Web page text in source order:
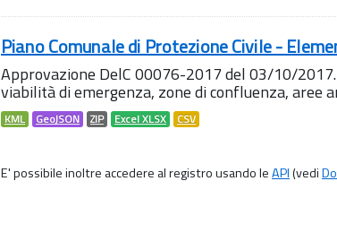
Piano Comunale di Protezione Civile -
Approvazione DelC 00076-2017 del 03/10/
viabilità di emergenza, zone di confluenza, aree
KML GeoJSON ZIP Excel XLSX CSV
E' possibile inoltre accedere al registro usando leAPI(vedi